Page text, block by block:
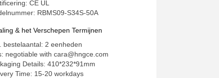
CE UL
RBMS09-S34S-50A
& het Verschepen Termijnen
bestelaantal: 2 eenheden
negotiable with cara@hngce.com
Details: 410*232*91mm
Time: 15-20 workdays